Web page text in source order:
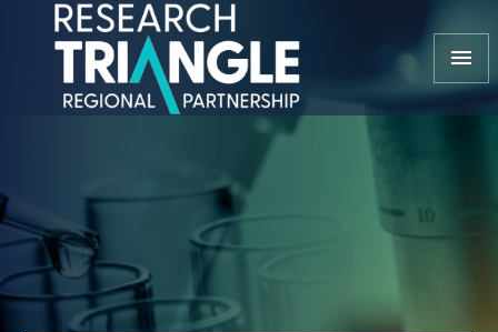
Doorgaan naar artikel
menu